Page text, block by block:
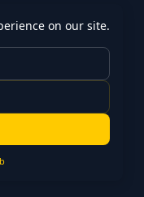
aventure.
qui
de Spliit :
en location,
les témoignages
par un design fin
: une maintenance
usage par des